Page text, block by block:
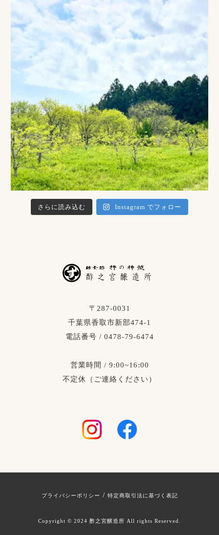
〒287-0031
千葉県香取市新部474-1
電話番号 / 0478-79-6474
営業時間 / 9:00~16:00
不定休（ご連絡ください）
さらに読み込む Instagram でフォロー
プライバシーポリシー / 特定商取引法に基づく表記
Copyright © 2024 酢之宮醸造所 All rights Reserved.